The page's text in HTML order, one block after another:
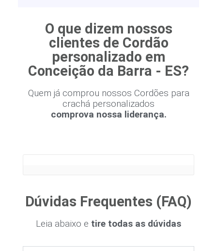
O que dizem nossos
clientes de Cordão
personalizado em
Conceição da Barra - ES?
Quem já comprou nossos Cordões para
crachá personalizados
comprova nossa liderança.
Dúvidas Frequentes (FAQ)
Leia abaixo e tire todas as dúvidas